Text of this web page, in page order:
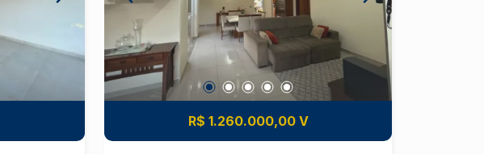
R$ 1.260.000,00 V